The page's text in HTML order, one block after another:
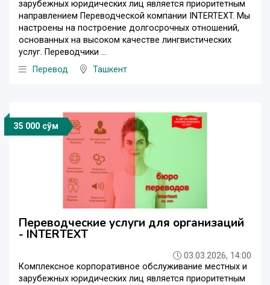
зарубежных юридических лиц является приоритетным
направлением Переводческой компании INTERTEXT. Мы
настроены на построение долгосрочных отношений,
основанных на высоком качестве лингвистических
услуг. Переводчики ...
Перевод
Ташкент
35 000 сўм
Переводческие услуги для организаций
- INTERTEXT
03.03.2026, 14:00
Комплексное корпоративное обслуживание местных и
зарубежных юридических лиц является приоритетным